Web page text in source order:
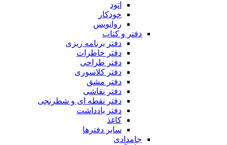
اتود
خودکار
روانویس
دفتر و کتاب
دفتر برنامه ریزی
دفتر خاطرات
دفتر طراحی
دفتر کلاسوری
دفتر مشق
دفتر نقاشی
دفتر نقطه ای و شطرنجی
دفتر یادداشت
کاغذ
سایر دفترها
جامدادی